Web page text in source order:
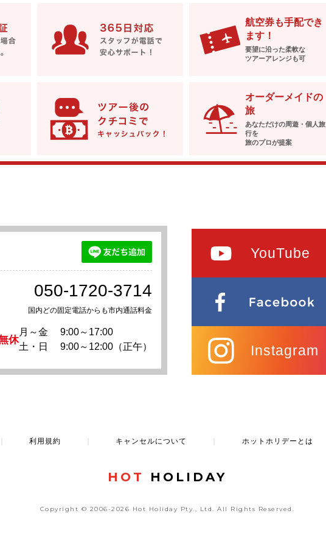
航空券も手配でき
ます！
要望に沿った柔軟な
ツアーアレンジも可
オーダーメイドの
旅
あなただけの周遊・個人旅
行を
旅のプロが提案
050-1720-3714
国内どの固定電話からも市内通話料金
休
月～金
9:00～17:00
土・日
9:00～12:00（正午）
YouTube
Instagram
利用規約 キャンセルについて ホットホリデーとは
HOT HOLIDAY
Copyright © 2006-2026 Hot Holiday Pty., Ltd.All Rights Reserved.